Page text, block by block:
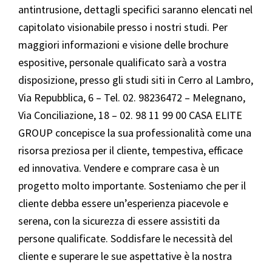
antintrusione, dettagli specifici saranno elencati nel
capitolato visionabile presso i nostri studi. Per
maggiori informazioni e visione delle brochure
espositive, personale qualificato sarà a vostra
disposizione, presso gli studi siti in Cerro al Lambro,
Via Repubblica, 6 – Tel. 02. 98236472 – Melegnano,
Via Conciliazione, 18 – 02. 98 11 99 00 CASA ELITE
GROUP concepisce la sua professionalità come una
risorsa preziosa per il cliente, tempestiva, efficace
ed innovativa. Vendere e comprare casa è un
progetto molto importante. Sosteniamo che per il
cliente debba essere un’esperienza piacevole e
serena, con la sicurezza di essere assistiti da
persone qualificate. Soddisfare le necessità del
cliente e superare le sue aspettative è la nostra